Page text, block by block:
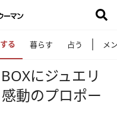
る 暮らす 占う メ
にジュエリ
動のプロポー